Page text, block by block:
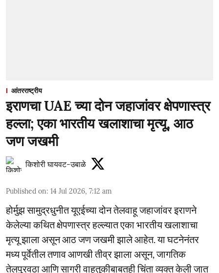
आंतरराष्ट्रीय
इराणचा UAE च्या दोन जहाजांवर क्षेपणास्त्र
हल्ला; एका भारतीय खलाशाचा मृत्यू, आठ
जण जखमी
किशोरी घायवट-उबाळे
Published on: 14 Jul 2026, 7:12 am
होर्मुझ सामुद्रधुनीत यूएईच्या दोन तेलवाहू जहाजांवर इराणने
केलेल्या कथित क्षेपणास्त्र हल्ल्यात एका भारतीय खलाशाचा
मृत्यू झाला असून आठ जण जखमी झाले आहेत. या घटनेनंतर
मध्य पूर्वेतील तणाव आणखी तीव्र झाला असून, जागतिक
तेलपुरवठा आणि सागरी वाहतुकीबाबतही चिंता व्यक्त केली जात